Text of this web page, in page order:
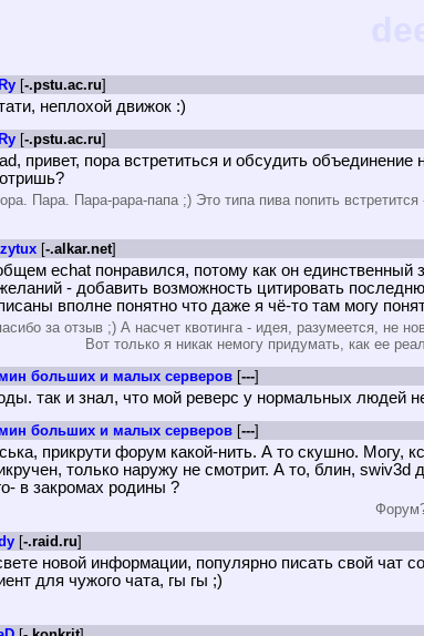
[-.pstu.ac.ru]
неплохой движок :)
[-.pstu.ac.ru]
привет, пора встретиться и обсудить объединение
Пара. Пара-рара-папа ;) Это типа пива попить
[-.alkar.net]
echat понравился, потому как он
- добавить возможность цитировать
вполне понятно что даже я чё-то там могу
за отзыв ;) А насчет квотинга - идея, разумеется, не
Вот только я никак немогу придумать, как ее
больших и малых серверов [---]
так и знал, что мой реверс у нормальных людей
больших и малых серверов [---]
прикрути форум какой-нить. А то скушно. Могу,
только наружу не смотрит. А то, блин, swiv3d
в закромах родины ?
[-.raid.ru]
новой информации, популярно писать свой чат
для чужого чата, гы гы ;)